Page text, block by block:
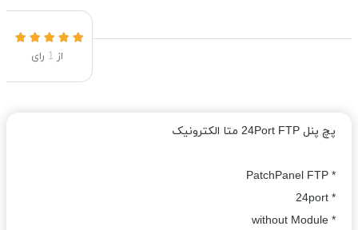
از 1 رای
پچ پنل 24Port FTP متا الکترونیک
* PatchPanel FTP
* 24port
* without Module